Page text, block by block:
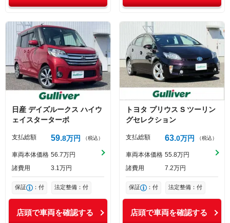
日産 デイズルークス ハイウ
ェイスターターボ
支払総額 59 8万円 （税込）
車両本体価格 56 7万円
諸費用
3 1 万円
保証 ：付 法定整備：付
店頭で車両を確認する
トヨタ プリウス S ツーリン
グセレクション
支払総額 63 0万円 （税込）
車両本体価格 55 8万円
諸費用
7 2万円
保証 ：付 法定整備：付
店頭で車両を確認する